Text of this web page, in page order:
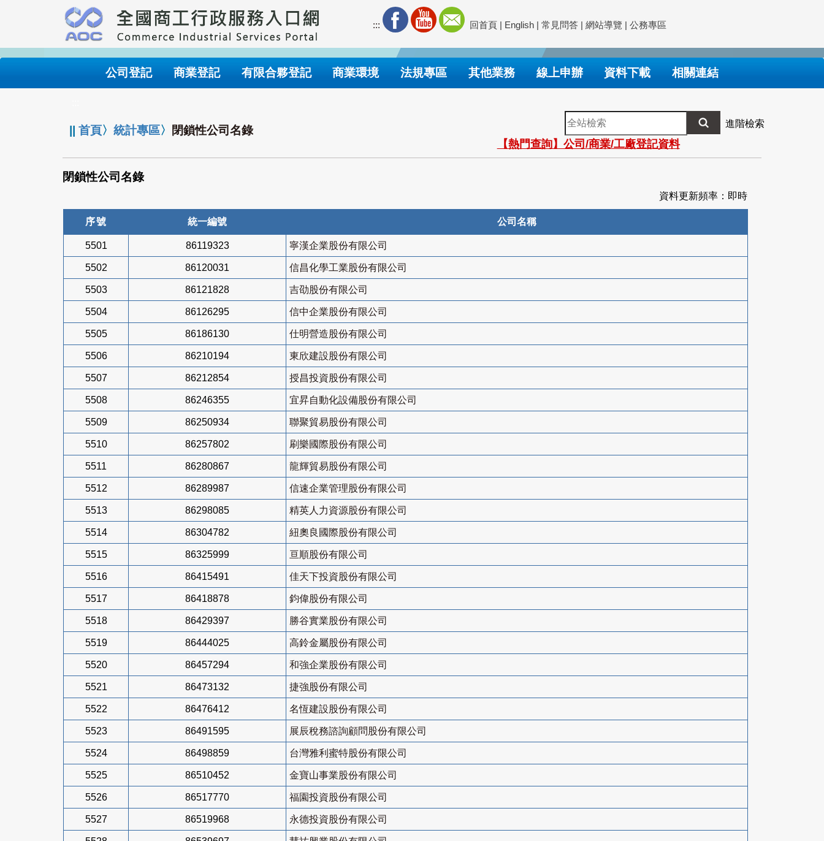
要
內
::: 回首頁 | English | 常見問答 | 網站導覽 | 公務專區
公司登記 商業登記 有限合夥登記 商業環境 法規專區 其他業務 線上申辦 資料下載 相關連結
||首頁〉統計專區〉 閉鎖性公司名錄
全
站
檢
索
進階檢索
【熱門查詢】公司/商業/工廠登記資料
閉鎖性公司名錄
資料更新頻率：即時
序號 統一編號 公司名稱
5501 86119323 寧漢企業股份有限公司
5502 86120031 信昌化學工業股份有限公司
5503 86121828 吉劭股份有限公司
5504 86126295 信中企業股份有限公司
5505 86186130 仕明營造股份有限公司
5506 86210194 東欣建設股份有限公司
5507 86212854 授昌投資股份有限公司
5508 86246355 宜昇自動化設備股份有限公司
5509 86250934 聯聚貿易股份有限公司
5510 86257802 刷樂國際股份有限公司
5511 86280867 龍輝貿易股份有限公司
5512 86289987 信速企業管理股份有限公司
5513 86298085 精英人力資源股份有限公司
5514 86304782 紐奧良國際股份有限公司
5515 86325999 亘順股份有限公司
5516 86415491 佳天下投資股份有限公司
5517 86418878 鈞偉股份有限公司
5518 86429397 勝谷實業股份有限公司
5519 86444025 高鈴金屬股份有限公司
5520 86457294 和強企業股份有限公司
5521 86473132 捷強股份有限公司
5522 86476412 名恆建設股份有限公司
5523 86491595 展辰稅務諮詢顧問股份有限公司
5524 86498859 台灣雅利蜜特股份有限公司
5525 86510452 金寶山事業股份有限公司
5526 86517770 福園投資股份有限公司
5527 86519968 永德投資股份有限公司